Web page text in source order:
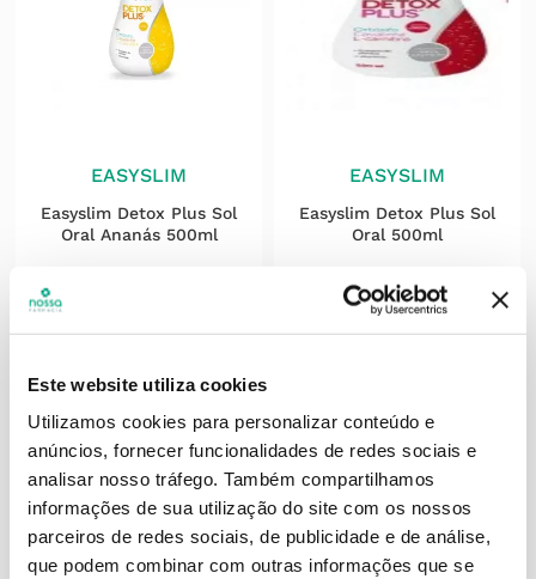
Este website utiliza cookies
Utilizamos cookies para personalizar conteúdo e
anúncios, fornecer funcionalidades de redes sociais e
analisar nosso tráfego. Também compartilhamos
informações de sua utilização do site com os nossos
parceiros de redes sociais, de publicidade e de análise,
que podem combinar com outras informações que se
EASYSLIM
Easyslim Detox Plus Sol
Oral Ananás 500ml
EASYSLIM
Easyslim Detox Plus Sol
Oral 500ml
31,56 €